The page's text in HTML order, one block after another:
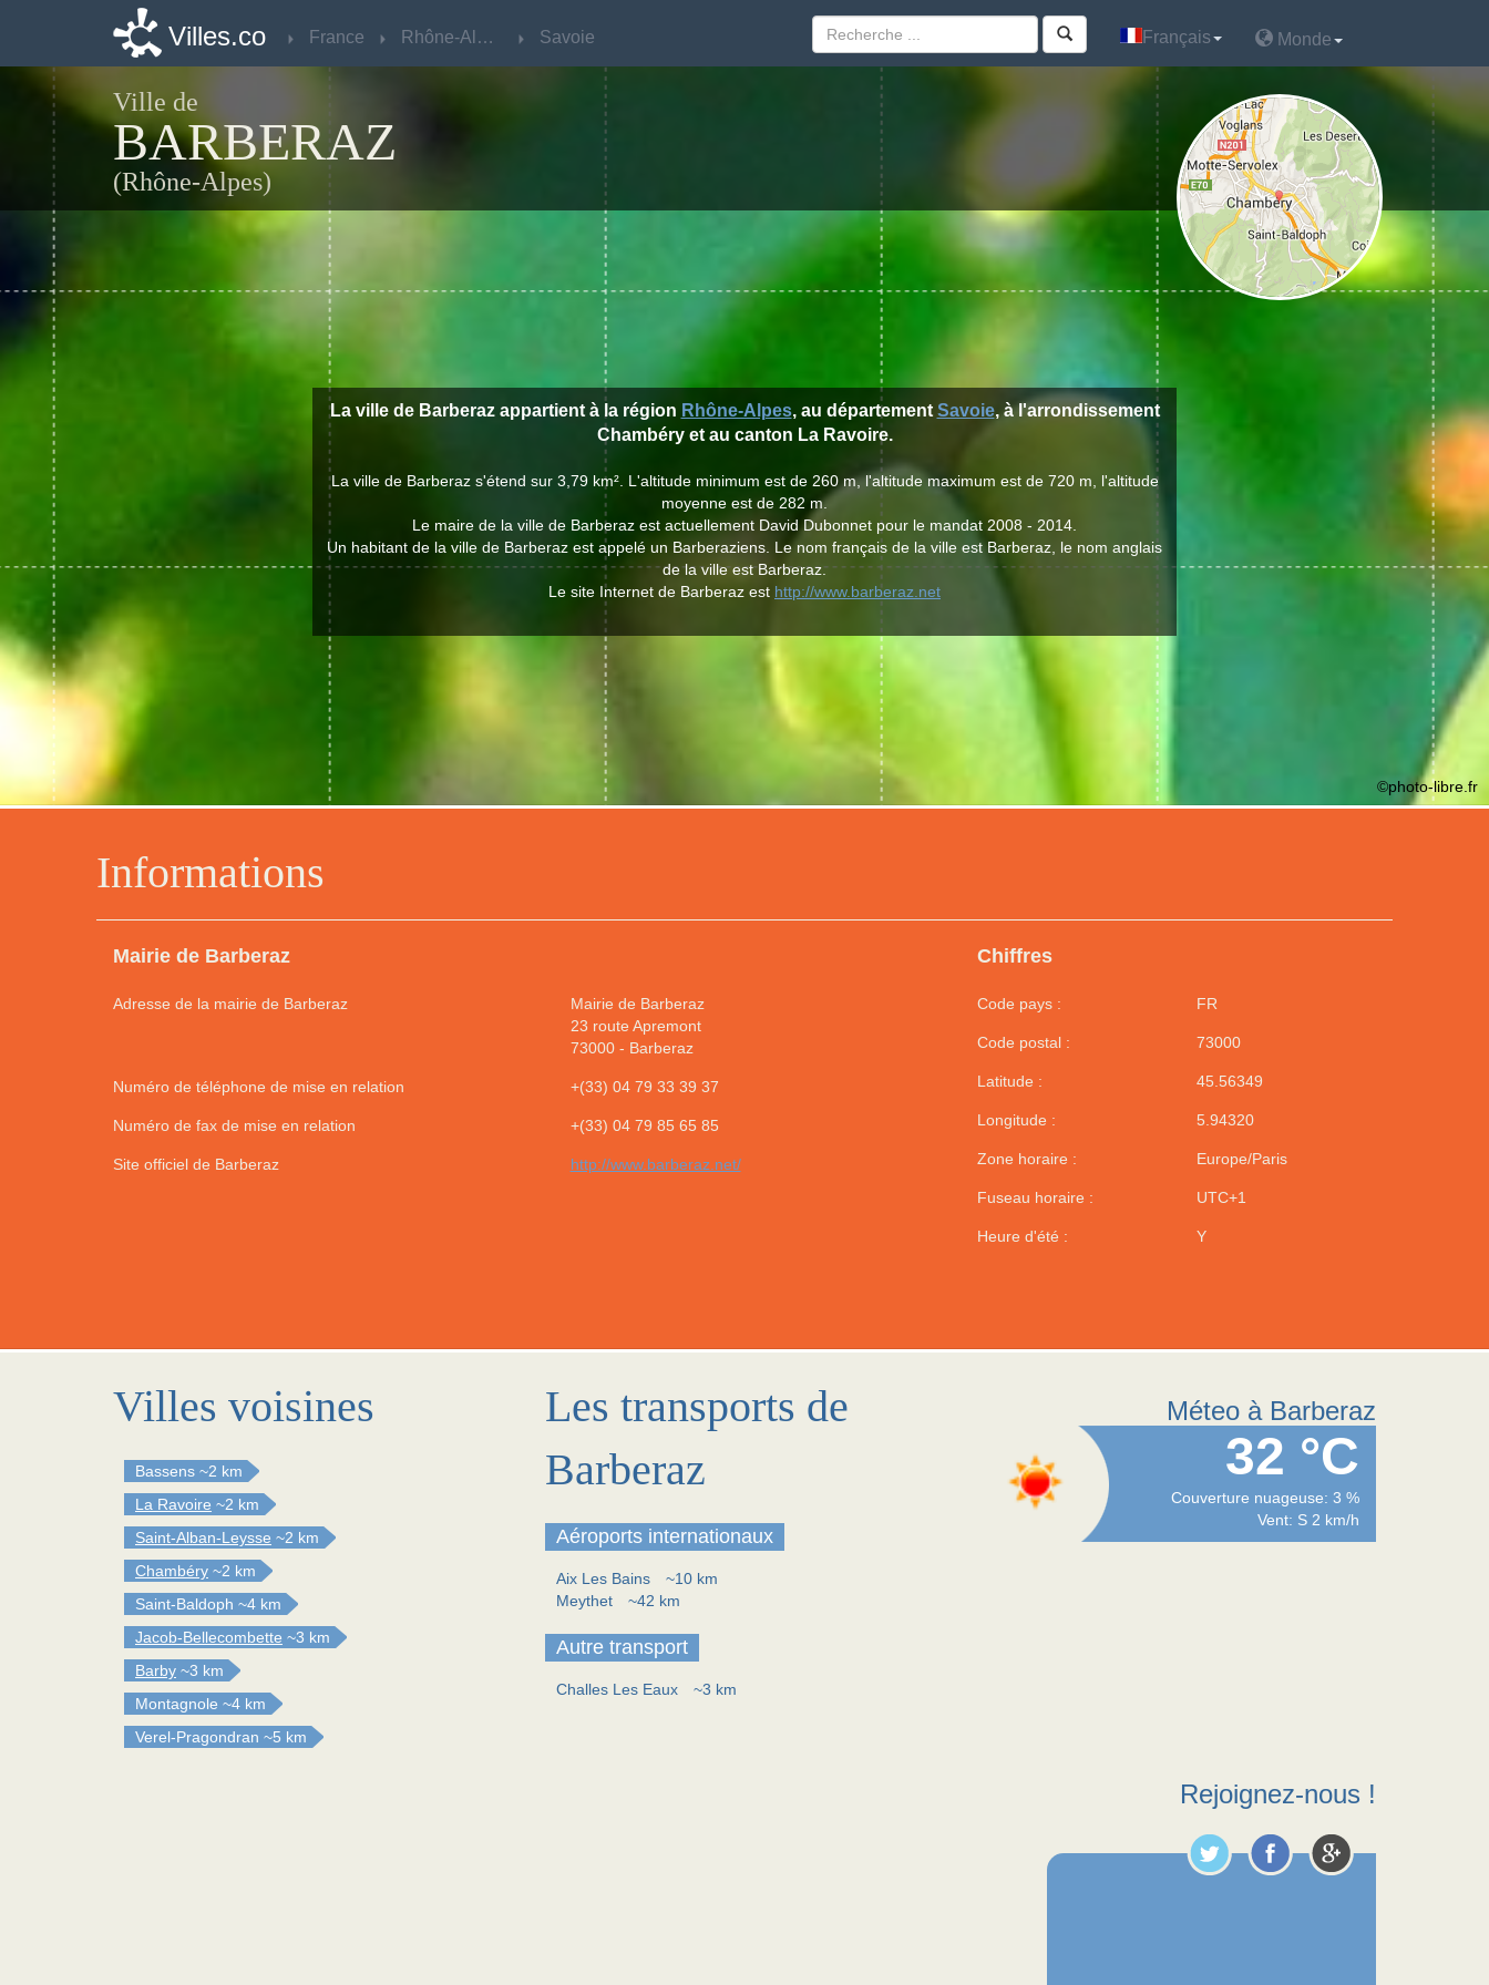
Villes.co France Rhône-Alpes Savoie Français Monde
Ville de
BARBERAZ
(Rhône-Alpes)
Informations
Mairie de Barberaz
Adresse de la mairie de Barberaz
Mairie de Barberaz
23 route Apremont
73000- Barberaz
Numéro de téléphone de mise en relation +(33) 04 79 33 39 37
Numéro de fax de mise en relation +(33) 04 79 85 65 85
Site officiel de Barberaz http://www.barberaz.net/
Chiffres
Code pays : FR
Code postal : 73000
Latitude : 45.56349
Longitude : 5.94320
Zone horaire : Europe/Paris
Fuseau horaire : UTC+1
Heure d'été : Y
La ville de Barberaz appartient à la région Rhône-Alpes, au département Savoie, à l'arrondissement
Chambéry et au canton La Ravoire.
La ville de Barberaz s'étend sur 3,79 km². L'altitude minimum est de 260 m, l'altitude maximum est de 720 m, l'altitude
moyenne est de 282 m.
Le maire de la ville de Barberaz est actuellement David Dubonnet pour le mandat 2008 - 2014.
Un habitant de la ville de Barberaz est appelé un Barberaziens. Le nom français de la ville est Barberaz, le nom anglais
de la ville est Barberaz.
Le site Internet de Barberaz est http://www.barberaz.net
©photo-libre.fr
Villes voisines
Bassens ~2 km
La Ravoire ~2 km
Saint-Alban-Leysse ~2 km
Chambéry ~2 km
Saint-Baldoph ~4 km
Jacob-Bellecombette ~3 km
Barby ~3 km
Montagnole ~4 km
Verel-Pragondran ~5 km
Les transports de
Barberaz
Aéroports internationaux
Aix Les Bains
~10 km
Meythet
~42 km
Autre transport
Challes Les Eaux ~3 km
Méteo à Barberaz
32 °C
Couverture nuageuse: 3 %
Vent: S 2 km/h
Rejoignez-nous !
Villes.co France Rhône-Alpes Savoie Français Monde